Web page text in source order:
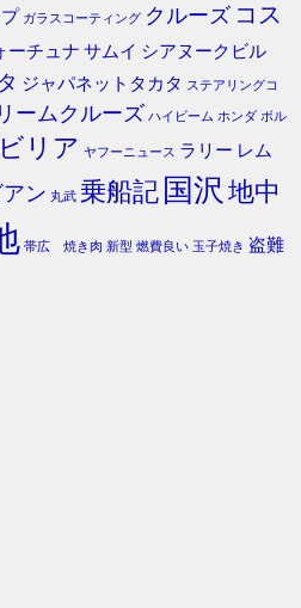
ガラスコーティング クルーズ コス
ーチュナ サムイ シアヌークビル
ジャパネットタカタ ステアリングコ
ームクルーズ ハイビーム ホンダ ボル
リア ヤフーニュース ラリー レム
ン 丸武 乗船記 国沢 地中
帯広 焼き肉 新型 燃費良い 玉子焼き 盗難